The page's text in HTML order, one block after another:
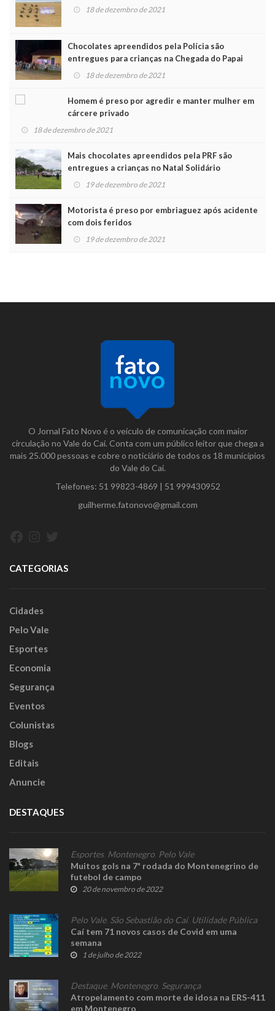
18 de dezembro de 2021
Chocolates apreendidos pela Polícia são
entregues para crianças na Chegada do Papai
Noel
18 de dezembro de 2021
Homem é preso por agredir e manter mulher em
cárcere privado
18 de dezembro de 2021
Mais chocolates apreendidos pela PRF são
entregues a crianças no Natal Solidário
19 de dezembro de 2021
Motorista é preso por embriaguez após acidente
com dois feridos
19 de dezembro de 2021
O Jornal Fato Novo é o veículo de comunicação com maior
circulação no Vale do Caí. Conta com um público leitor que chega a
mais 25.000 pessoas e cobre o noticiário de todos os 18 municípios
do Vale do Caí.
Telefones: 51 99823-4869 | 51 999430952
guilherme.fatonovo@gmail.com
CATEGORIAS
Cidades
Pelo Vale
Esportes
Economia
Segurança
Eventos
Colunistas
Blogs
Editais
Anuncie
DESTAQUES
Esportes, Montenegro Pelo Vale
Muitos gols na 7ª rodada do Montenegrino de
futebol de campo
20 de novembro de 2022
Pelo Vale, São Sebastião do Caí, Utilidade Pública
Caí tem 71 novos casos de Covid em uma
semana
1 de julho de 2022
Destaque, Montenegro Segurança
Atropelamento com morte de idosa na ERS-411
em Montenegro